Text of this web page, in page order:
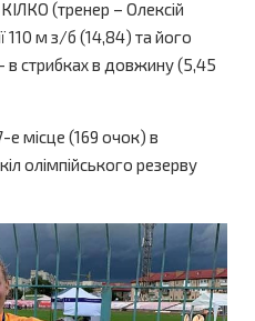
(тренер – Олексій
м з/б (14,84) та його
в стрибках в довжину (5,45
місце (169 очок) в
олімпійського резерву